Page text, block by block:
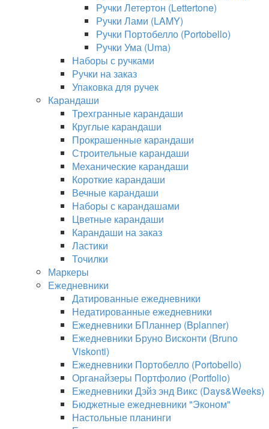
Ручки Летертон (Lettertone)
Ручки Лами (LAMY)
Ручки Портобелло (Portobello)
Ручки Ума (Uma)
Наборы с ручками
Ручки на заказ
Упаковка для ручек
Карандаши
Трехгранные карандаши
Круглые карандаши
Прокрашенные карандаши
Строительные карандаши
Механические карандаши
Короткие карандаши
Вечные карандаши
Наборы с карандашами
Цветные карандаши
Карандаши на заказ
Ластики
Точилки
Маркеры
Ежедневники
Датированные ежедневники
Недатированные ежедневники
Ежедневники БПланнер (Bplanner)
Ежедневники Бруно Висконти (Bruno
Viskonti)
Ежедневники Портобелло (Portobello)
Органайзеры Портфолио (Portfolio)
Ежедневники Дэйз энд Викс (Days&Weeks)
Бюджетные ежедневники "Эконом"
Настольные планинги